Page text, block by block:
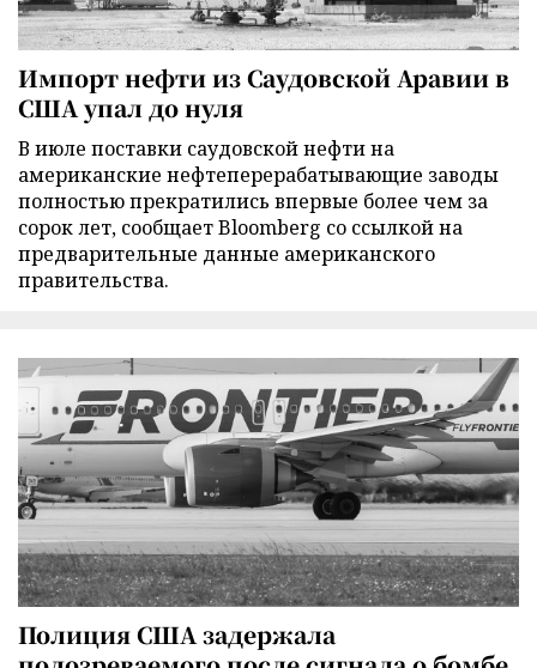
Импорт нефти из Саудовской Аравии в
США упал до нуля
В июле поставки саудовской нефти на
американские нефтеперерабатывающие заводы
полностью прекратились впервые более чем за
сорок лет, сообщает Bloomberg со ссылкой на
предварительные данные американского
правительства.
Полиция США задержала